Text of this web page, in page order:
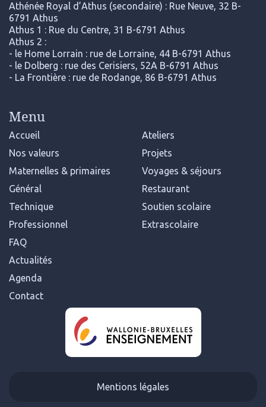
Athénée Royal d’Athus (secondaire) : Rue Neuve, 32 B-
6791 Athus
Athus 1 : Rue du Centre, 31 B-6791 Athus
Athus 2 :
- le Home Lorrain : rue de Lorraine, 44 B-6791 Athus
- le Dolberg : rue des Cerisiers, 52A B-6791 Athus
- La Frontière : rue de Rodange, 86 B-6791 Athus
Menu
Accueil
Nos valeurs
Maternelles & primaires
Général
Technique
Professionnel
FAQ
Actualités
Agenda
Contact
Ateliers
Projets
Voyages & séjours
Restaurant
Soutien scolaire
Extrascolaire
Mentions légales